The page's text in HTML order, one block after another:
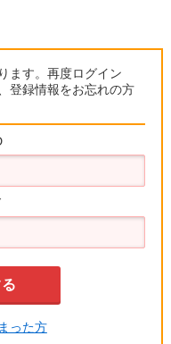
ます。再度ログイン
登録情報をお忘れの方
った方